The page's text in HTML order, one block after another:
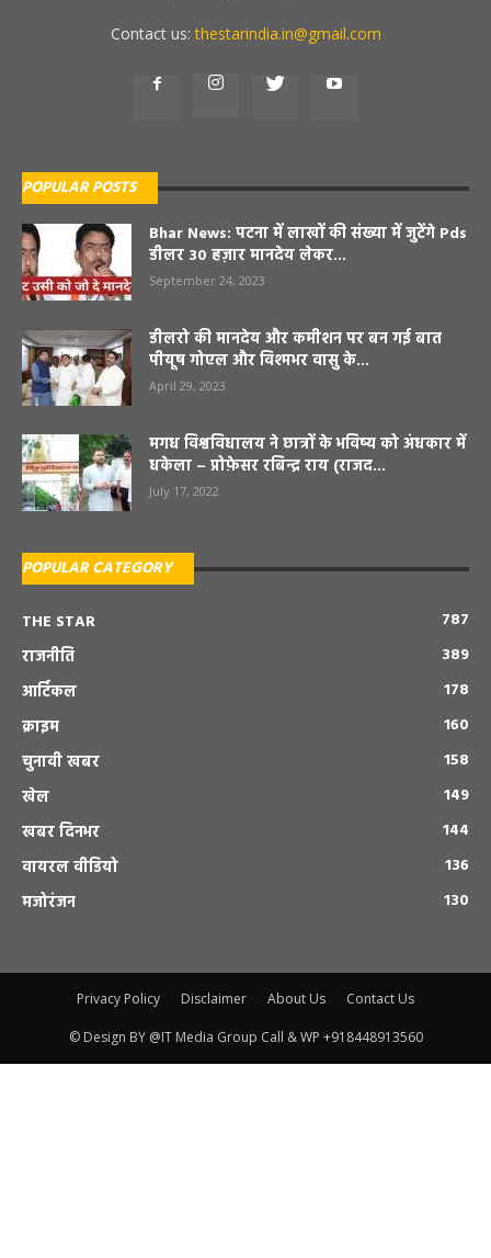
Contact us:thestarindia.in@gmail.com
POPULAR POSTS
Bhar News: पटना में लाखों की संख्या में जुटेंगे Pds
डीलर 30 हज़ार मानदेय लेकर...
September 24, 2023
डीलरो की मानदेय और कमीशन पर बन गई बात
पीयूष गोएल और विश्मभर वासु के...
April 29, 2023
मगध विश्वविधालय ने छात्रों के भविष्य को अंधकार में
धकेला – प्रोफ़ेसर रबिन्द्र राय (राजद...
July 17, 2022
POPULAR CATEGORY
THE STAR
787
राजनीति
389
आर्टिकल
178
क्राइम
160
चुनावी खबर
158
खेल
149
खबर दिनभर
144
वायरल वीडियो
136
मजोरंजन
130
Privacy Policy Disclaimer About Us Contact Us
© Design BY @IT Media Group Call & WP +918448913560